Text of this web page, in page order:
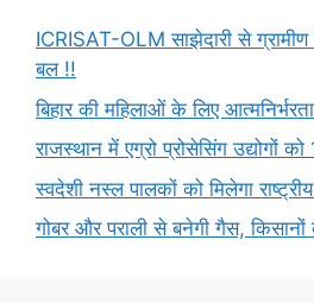
ICRISAT-OLM साझेदारी से ग्रामीण
बल !!
बिहार की महिलाओं के लिए
राजस्थान में एग्रो प्रोसेसिंग उद्योगों
स्वदेशी नस्ल पालकों को मिलेगा
गोबर और पराली से बनेगी गैस, किसानों